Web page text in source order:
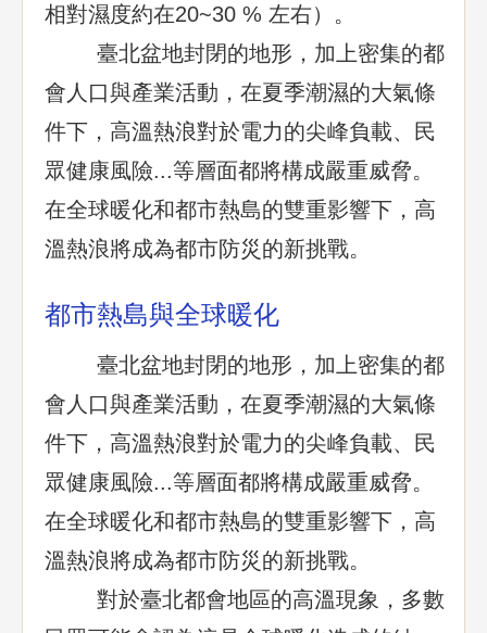
相對濕度約在20~30 % 左右）。
臺北盆地封閉的地形，加上密集的都
會人口與產業活動，在夏季潮濕的大氣條
件下，高溫熱浪對於電力的尖峰負載、民
眾健康風險...等層面都將構成嚴重威脅。
在全球暖化和都市熱島的雙重影響下，高
溫熱浪將成為都市防災的新挑戰。
都市熱島與全球暖化
臺北盆地封閉的地形，加上密集的都
會人口與產業活動，在夏季潮濕的大氣條
件下，高溫熱浪對於電力的尖峰負載、民
眾健康風險...等層面都將構成嚴重威脅。
在全球暖化和都市熱島的雙重影響下，高
溫熱浪將成為都市防災的新挑戰。
對於臺北都會地區的高溫現象，多數